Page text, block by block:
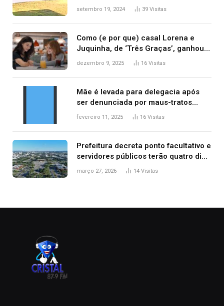
durante confusão no trânsito
setembro 19, 2024 39 Visitas
Como (e por que) casal Lorena e
Juquinha, de ‘Três Graças’, ganhou
repercussão internacional
dezembro 9, 2025 16 Visitas
Mãe é levada para delegacia após
ser denunciada por maus-tratos
contra dois filhos, diz polícia
fevereiro 11, 2025 16 Visitas
Prefeitura decreta ponto facultativo e
servidores públicos terão quatro dias
de folga na Semana Santa
março 27, 2026 14 Visitas